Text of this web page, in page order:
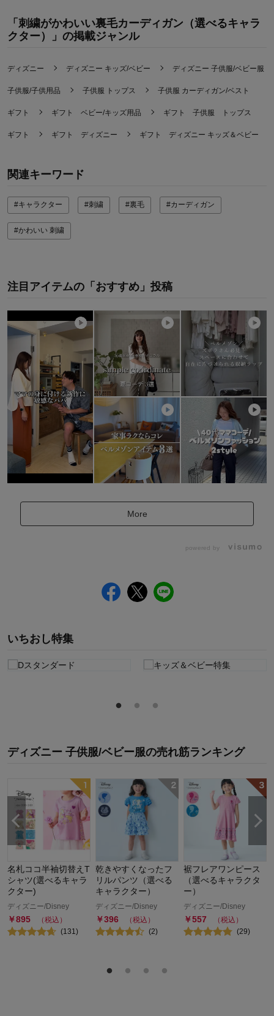
「刺繍がかわいい裏毛カーディガン（選べるキャラ
クター）」の掲載ジャンル
ディズニー ディズニー キッズ/ベビー ディズニー 子供服/ベビー服
子供服/子供用品 子供服 トップス 子供服 カーディガン/ベスト
ギフト ギフト ベビー/キッズ用品 ギフト 子供服 トップス
ギフト ギフト ディズニー ギフト ディズニー キッズ＆ベビー
関連キーワード
#キャラクター #刺繍 #裏毛 #カーディガン
#かわいい 刺繍
注目アイテムの「おすすめ」投稿
More
powered by
いちおし特集
ディズニー 子供服/ベビー服の売れ筋ランキング
名札ココ半袖切替えT
シャツ(選べるキャラ
クター)
ディズニー/Disney
￥895
（税込）
(131 )
乾きやすくなったフ
リルパンツ（選べる
キャラクター）
ディズニー/Disney
￥396
（税込）
(2)
裾フレアワンピース
（選べるキャラクタ
ー）
ディズニー/Disney
￥557
（税込）
(29)